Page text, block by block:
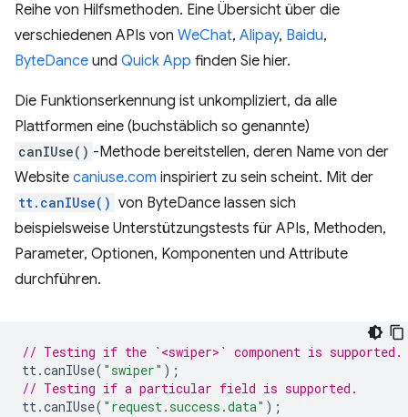
Reihe von Hilfsmethoden. Eine Übersicht über die
verschiedenen APIs von WeChat, Alipay, Baidu,
ByteDance und Quick App finden Sie hier.
Die Funktionserkennung ist unkompliziert, da alle
Plattformen eine (buchstäblich so genannte)
canIUse() -Methode bereitstellen, deren Name von der
Website caniuse.com inspiriert zu sein scheint. Mit der
tt.canIUse() von ByteDance lassen sich
beispielsweise Unterstützungstests für APIs, Methoden,
Parameter, Optionen, Komponenten und Attribute
durchführen.
// Testing if the `<swiper>` component is supported.
tt.canIUse( "swiper" );
// Testing if a particular field is supported.
tt.canIUse( "request.success.data" );